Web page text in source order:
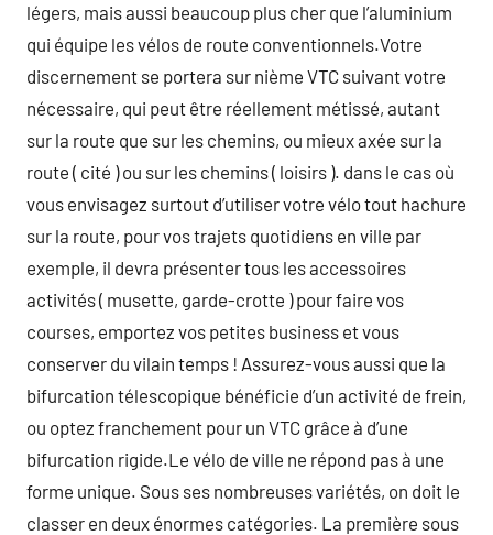
légers, mais aussi beaucoup plus cher que l’aluminium
qui équipe les vélos de route conventionnels.Votre
discernement se portera sur nième VTC suivant votre
nécessaire, qui peut être réellement métissé, autant
sur la route que sur les chemins, ou mieux axée sur la
route ( cité ) ou sur les chemins ( loisirs ). dans le cas où
vous envisagez surtout d’utiliser votre vélo tout hachure
sur la route, pour vos trajets quotidiens en ville par
exemple, il devra présenter tous les accessoires
activités ( musette, garde-crotte ) pour faire vos
courses, emportez vos petites business et vous
conserver du vilain temps ! Assurez-vous aussi que la
bifurcation télescopique bénéficie d’un activité de frein,
ou optez franchement pour un VTC grâce à d’une
bifurcation rigide.Le vélo de ville ne répond pas à une
forme unique. Sous ses nombreuses variétés, on doit le
classer en deux énormes catégories. La première sous